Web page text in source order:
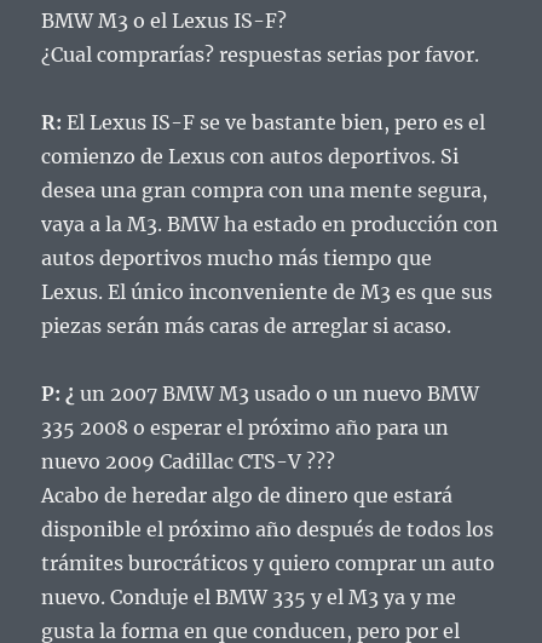
BMW M3 o el Lexus IS-F?
¿Cual comprarías? respuestas serias por favor.
R: El Lexus IS-F se ve bastante bien, pero es el
comienzo de Lexus con autos deportivos. Si
desea una gran compra con una mente segura,
vaya a la M3. BMW ha estado en producción con
autos deportivos mucho más tiempo que
Lexus. El único inconveniente de M3 es que sus
piezas serán más caras de arreglar si acaso.
P: ¿ un 2007 BMW M3 usado o un nuevo BMW
335 2008 o esperar el próximo año para un
nuevo 2009 Cadillac CTS-V ???
Acabo de heredar algo de dinero que estará
disponible el próximo año después de todos los
trámites burocráticos y quiero comprar un auto
nuevo. Conduje el BMW 335 y el M3 ya y me
gusta la forma en que conducen, pero por el